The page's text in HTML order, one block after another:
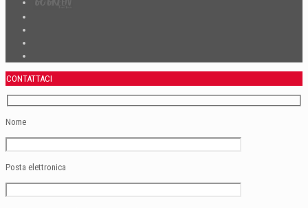
CONTATTACI
Nome
Posta elettronica